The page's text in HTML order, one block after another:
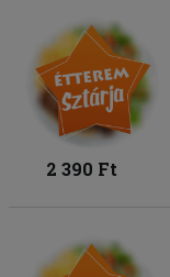
2 390 Ft